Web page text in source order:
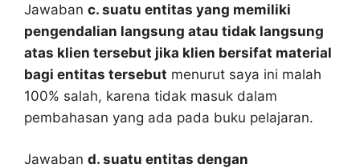
Jawaban c. suatu entitas yang memiliki
pengendalian langsung atau tidak langsung
atas klien tersebut jika klien bersifat material
bagi entitas tersebut menurut saya ini malah
100% salah, karena tidak masuk dalam
pembahasan yang ada pada buku pelajaran.
Jawaban d. suatu entitas dengan